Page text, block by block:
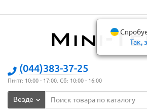
(044)383-37-25
Пн-пт: 10:00 - 17:00. Сб: 10:00 - 16:00
Везде
Так,